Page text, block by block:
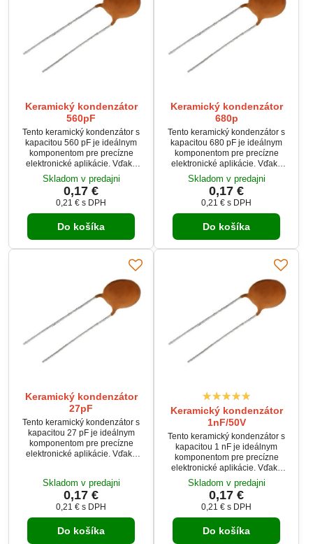
Keramický kondenzátor
560pF
Tento keramický kondenzátor s
kapacitou 560 pF je ideálnym
komponentom pre precízne
elektronické aplikácie. Vďaka
pracovnému teplotnému rozsahu
-25 až 85 °C ponúka
spoľahlivosť aj v náročnejších
podmienkach.
Skladom v predajni
0,17 €
0,21 € s DPH
Do košíka
Keramický kondenzátor
680p
Tento keramický kondenzátor s
kapacitou 680 pF je ideálnym
komponentom pre precízne
elektronické aplikácie. Vďaka
pracovnému teplotnému rozsahu
-25 až 85 °C ponúka
spoľahlivosť aj v náročnejších
podmienkach.
Skladom v predajni
0,17 €
0,21 € s DPH
Do košíka
Keramický kondenzátor
27pF
Tento keramický kondenzátor s
kapacitou 27 pF je ideálnym
komponentom pre precízne
elektronické aplikácie. Vďaka
spoľahlivosť aj v náročnejších
podmienkach.
Skladom v predajni
0,17 €
0,21 € s DPH
Do košíka
Keramický kondenzátor
1nF/50V
Tento keramický kondenzátor s
kapacitou 1 nF je ideálnym
komponentom pre precízne
elektronické aplikácie. Vďaka
pracovnému teplotnému rozsahu
-25 až 85 °C ponúka
spoľahlivosť aj v náročnejších
podmienkach.
Skladom v predajni
0,17 €
0,21 € s DPH
Do košíka